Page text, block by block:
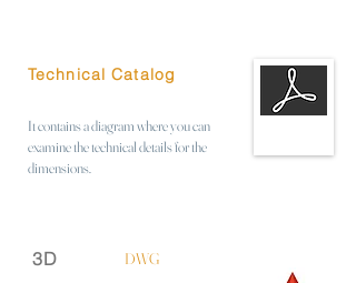
Technical Catalog
It contains a diagram where you can
examine the technical details for the
dimensions.
3D DWG